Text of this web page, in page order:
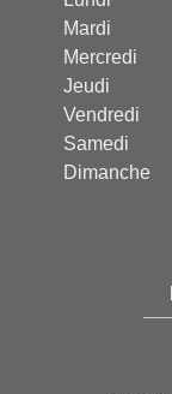
Mardi
Mercredi
Jeudi
Vendredi
Samedi
Dimanche